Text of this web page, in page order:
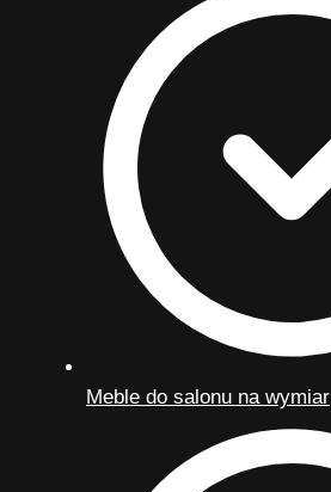
Meble do salonu na wymiar